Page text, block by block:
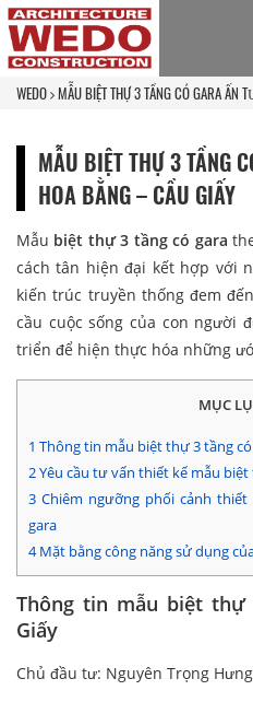
WEDO MẪU BIỆT THỰ 3 TẦNG CÓ GARA ẤN
MẪU BIỆT THỰ 3 TẦNG
HOA BẰNG – CẦU GIẤY
Mẫu biệt thự 3 tầng có gara
cách tân hiện đại kết hợp với
kiến trúc truyền thống đem
cầu cuộc sống của con người
triển để hiện thực hóa những
MỤC
1 Thông tin mẫu biệt thự 3 tầng có
2Yêu cầu tư vấn thiết kế mẫu
3 Chiêm ngưỡng phối cảnh
gara
4Mặt bằng công năng sử dụng
Thông tin mẫu biệt thự
Giấy
Chủ đầu tư: Nguyên Trọng Hưng